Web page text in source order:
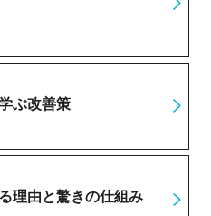
ぶ改善策
理由と驚きの仕組み